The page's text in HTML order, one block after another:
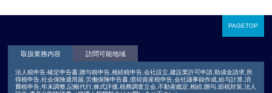
PAGETOP
取扱業務内容 訪問可能地域
法人税申告,確定申告書,贈与税申告,相続税申告,会社設立,建設業許可申請,助成金請求,所
得税申告,社会保険適用届,労働保険申告書,償却資産税申告,会社議事録作成,給与計算,消
費税申告,年末調整,記帳代行,株式評価,税務調査立会,不動産鑑定,相続,贈与,節税対策,法人